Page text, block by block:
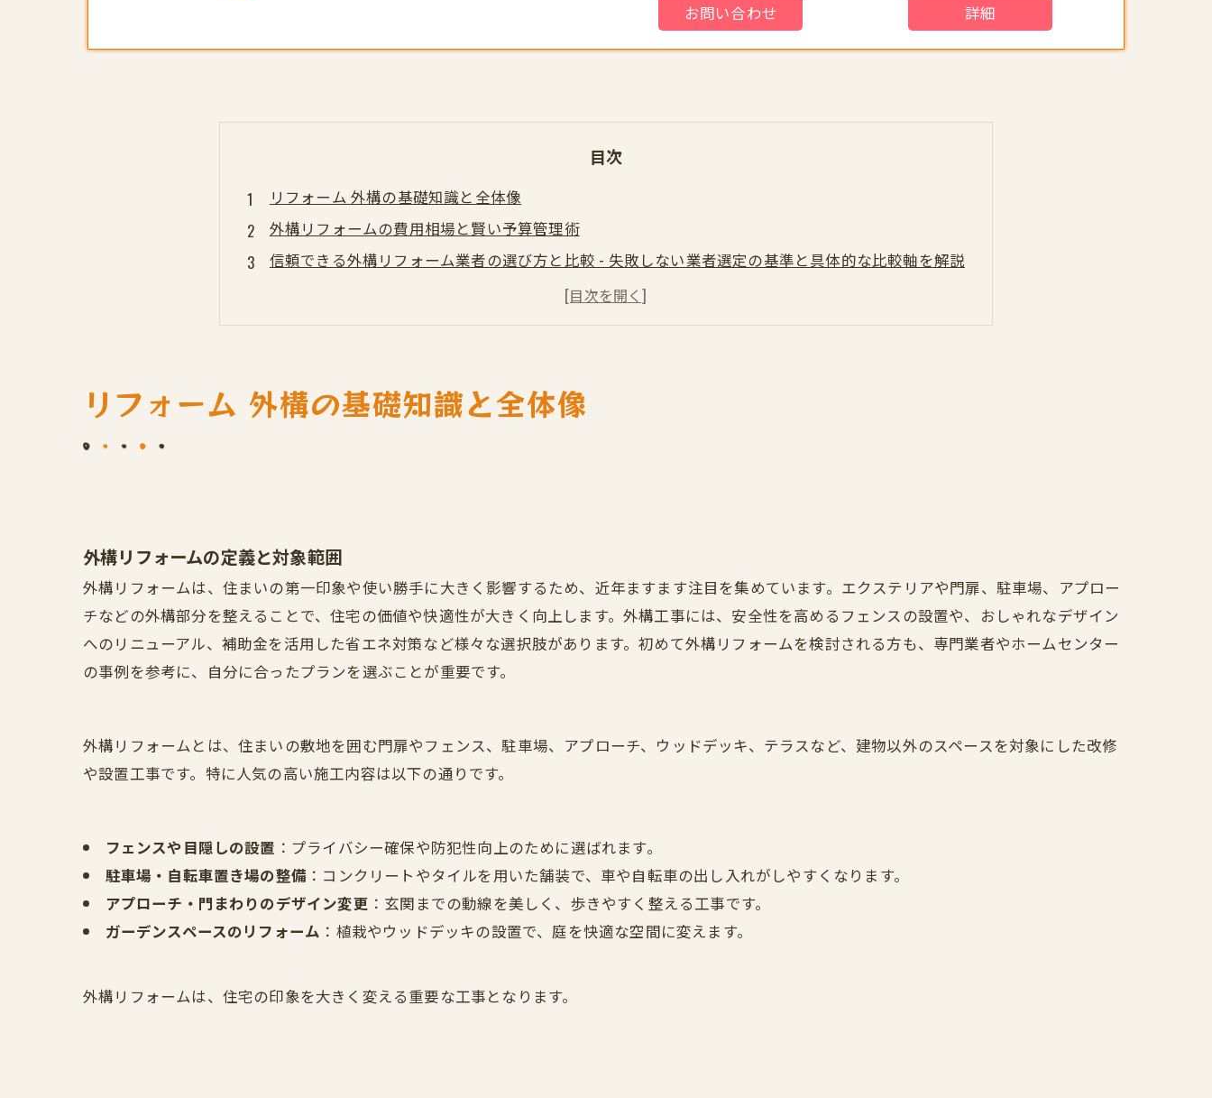
お問い合わせ 詳細
目次
リフォーム 外構の基礎知識と全体像
外構リフォームの費用相場と賢い予算管理術
信頼できる外構リフォーム業者の選び方と比較 - 失敗しない業者選定の基準と具体的な比較軸を解説
外構リフォームの豊富な施工事例とデザインアイデア
外構リフォームの具体的な進め方と工事スケジュール
外構リフォームを成功に導く実践チェックリストと準備物
未来を見据えた外構リフォームの最新技術と持続可能性
リフォーム 外構の基礎知識と全体像
外構リフォームの定義と対象範囲
外構リフォームは、住まいの第一印象や使い勝手に大きく影響するため、近年ますます注目を集めています。エクステリアや門扉、駐車場、アプロー
チなどの外構部分を整えることで、住宅の価値や快適性が大きく向上します。外構工事には、安全性を高めるフェンスの設置や、おしゃれなデザイン
へのリニューアル、補助金を活用した省エネ対策など様々な選択肢があります。初めて外構リフォームを検討される方も、専門業者やホームセンター
の事例を参考に、自分に合ったプランを選ぶことが重要です。
外構リフォームとは、住まいの敷地を囲む門扉やフェンス、駐車場、アプローチ、ウッドデッキ、テラスなど、建物以外のスペースを対象にした改修
や設置工事です。特に人気の高い施工内容は以下の通りです。
フェンスや目隠しの設置 ：プライバシー確保や防犯性向上のために選ばれます。
駐車場・自転車置き場の整備 ：コンクリートやタイルを用いた舗装で、車や自転車の出し入れがしやすくなります。
アプローチ・門まわりのデザイン変更 ：玄関までの動線を美しく、歩きやすく整える工事です。
ガーデンスペースのリフォーム ：植栽やウッドデッキの設置で、庭を快適な空間に変えます。
外構リフォームは、住宅の印象を大きく変える重要な工事となります。